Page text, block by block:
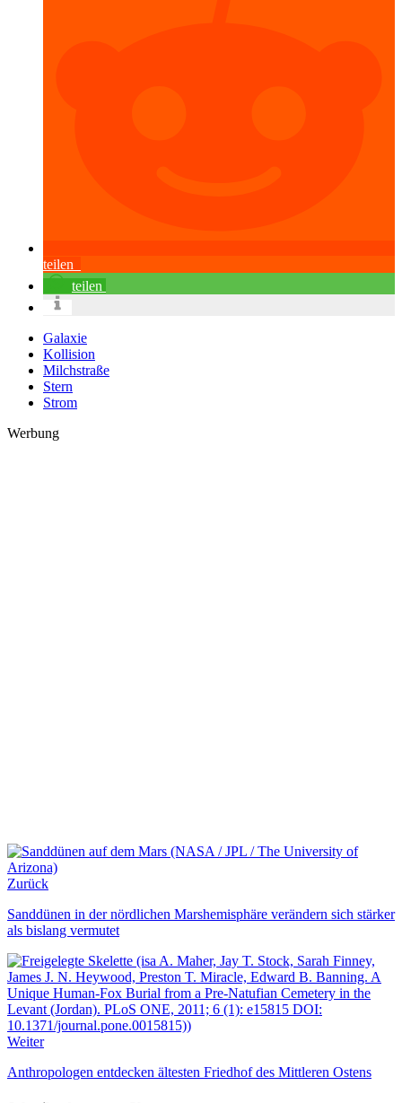
teilen
teilen
Galaxie
Kollision
Milchstraße
Stern
Strom
Werbung
Zurück
Sanddünen in der nördlichen Marshemisphäre verändern sich stärker
als bislang vermutet
Weiter
Anthropologen entdecken ältesten Friedhof des Mittleren Ostens